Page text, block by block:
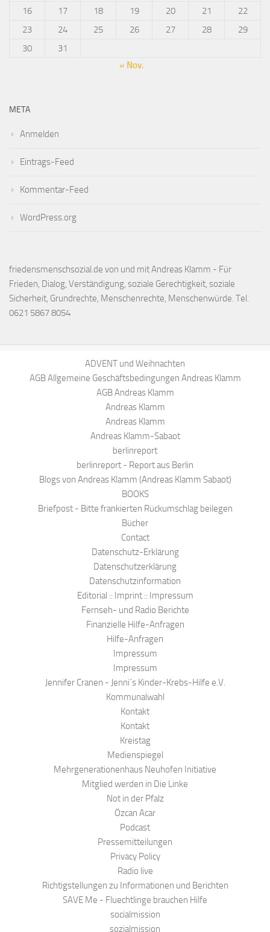
16
17 18 19 20 21
22
23
24 25 26 27 28
29
30
31
« Nov.
META
Anmelden
Eintrags-Feed
Kommentar-Feed
WordPress.org
friedensmenschsozial.de von und mit Andreas Klamm - Für
Frieden, Dialog, Verständigung, soziale Gerechtigkeit, soziale
Sicherheit, Grundrechte, Menschenrechte, Menschenwürde. Tel.
0621 5867 8054
ADVENT und Weihnachten
AGB Allgemeine Geschäftsbedingungen Andreas Klamm
AGB Andreas Klamm
Andreas Klamm
Andreas Klamm
Andreas Klamm-Sabaot
berlinreport
berlinreport - Report aus Berlin
Blogs von Andreas Klamm (Andreas Klamm Sabaot)
BOOKS
Briefpost - Bitte frankierten Rückumschlag beilegen
Bücher
Contact
Datenschutz-Erklärung
Datenschutzerklärung
Datenschutzinformation
Editorial :: Imprint :: Impressum
Fernseh- und Radio Berichte
Finanzielle Hilfe-Anfragen
Hilfe-Anfragen
Impressum
Impressum
Jennifer Cranen - Jenni´s Kinder-Krebs-Hilfe e.V.
Kommunalwahl
Kontakt
Kontakt
Kreistag
Medienspiegel
Mehrgenerationenhaus Neuhofen Initiative
Mitglied werden in Die Linke
Not in der Pfalz
Özcan Acar
Podcast
Pressemitteilungen
Privacy Policy
Radio live
Richtigstellungen zu Informationen und Berichten
SAVE Me - Fluechtlinge brauchen Hilfe
socialmission
sozialmission